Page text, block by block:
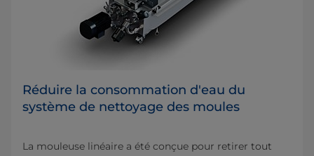
Réduire la consommation d'eau du
système de nettoyage des moules
La mouleuse linéaire a été conçue pour retirer tout